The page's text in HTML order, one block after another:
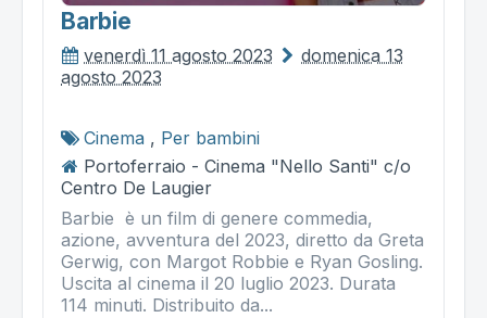
Barbie
venerdì 11 agosto 2023
domenica 13
agosto 2023
Cinema , Per bambini
Portoferraio - Cinema "Nello Santi" c/o
Centro De Laugier
Barbie è un film di genere commedia,
azione, avventura del 2023, diretto da Greta
Gerwig, con Margot Robbie e Ryan Gosling.
Uscita al cinema il 20 luglio 2023. Durata
114 minuti. Distribuito da...